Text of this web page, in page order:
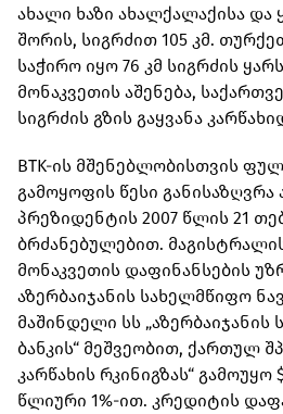
ახალი ხაზი ახალქალაქისა და
შორის, სიგრძით 105 კმ.
საჭირო იყო 76 კმ სიგრძის
მონაკვეთის აშენება,
სიგრძის გზის გაყვანა
BTK-ის მშენებლობისთვის
გამოყოფის წესი განისაზღვრა
პრეზიდენტის 2007 წლის 21
ბრძანებულებით.
მონაკვეთის დაფინანსების
აზერბაიჯანის სახელმწიფო
მაშინდელი სს
ბანკის“ მეშვეობით, ქართულ
კარწახის რკინიგზას“
წლიური 1%-ით. კრედიტის